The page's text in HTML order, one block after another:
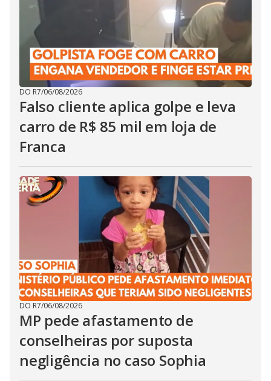
DO R7/06/08/2026
Falso cliente aplica golpe e leva
carro de R$ 85 mil em loja de
Franca
DO R7/06/08/2026
MP pede afastamento de
conselheiras por suposta
negligência no caso Sophia